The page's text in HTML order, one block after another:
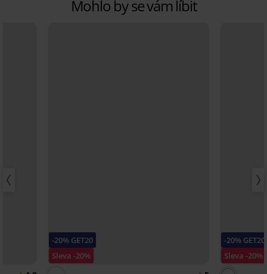
Mohlo by se vám líbit
-20% GET20
Sleva -20%
-20% GET20
Sleva -20%